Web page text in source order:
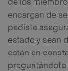
de los
encargan de
pediste
estado y sean
están en
preguntándote